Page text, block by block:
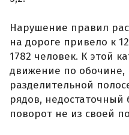
Нарушение правил
на дороге привело к
1782 человек. К этой
движение по
разделительной
рядов,
поворот не из своей